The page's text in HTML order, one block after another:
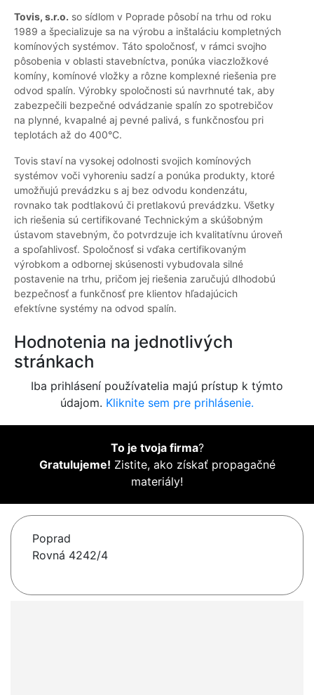
Tovis, s.r.o. so sídlom v Poprade pôsobí na trhu od roku
1989 a špecializuje sa na výrobu a inštaláciu kompletných
komínových systémov. Táto spoločnosť, v rámci svojho
pôsobenia v oblasti stavebníctva, ponúka viaczložkové
komíny, komínové vložky a rôzne komplexné riešenia pre
odvod spalín. Výrobky spoločnosti sú navrhnuté tak, aby
zabezpečili bezpečné odvádzanie spalín zo spotrebičov
na plynné, kvapalné aj pevné palivá, s funkčnosťou pri
teplotách až do 400°C.
Tovis staví na vysokej odolnosti svojich komínových
systémov voči vyhoreniu sadzí a ponúka produkty, ktoré
umožňujú prevádzku s aj bez odvodu kondenzátu,
rovnako tak podtlakovú či pretlakovú prevádzku. Všetky
ich riešenia sú certifikované Technickým a skúšobným
ústavom stavebným, čo potvrdzuje ich kvalitatívnu úroveň
a spoľahlivosť. Spoločnosť si vďaka certifikovaným
výrobkom a odbornej skúsenosti vybudovala silné
postavenie na trhu, pričom jej riešenia zaručujú dlhodobú
bezpečnosť a funkčnosť pre klientov hľadajúcich
efektívne systémy na odvod spalín.
Hodnotenia na jednotlivých
stránkach
Iba prihlásení používatelia majú prístup k týmto
údajom. Kliknite sem pre prihlásenie.
To je tvoja firma?
Gratulujeme! Zistite, ako získať propagačné
materiály!
Poprad
Rovná 4242/4